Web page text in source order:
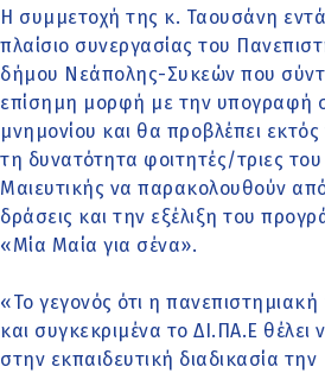
Η συμμετοχή της κ. Ταουσάνη
πλαίσιο συνεργασίας του
δήμου Νεάπολης-Συκεών που
επίσημη μορφή με την υπογραφή
μνημονίου και θα προβλέπει
τη δυνατότητα φοιτητές/τριες
Μαιευτικής να παρακολουθούν
δράσεις και την εξέλιξη του
«Μία Μαία για σένα».
«Το γεγονός ότι η πανεπιστημιακή
και συγκεκριμένα το ΔΙ.ΠΑ.Ε θέλει
στην εκπαιδευτική διαδικασία την